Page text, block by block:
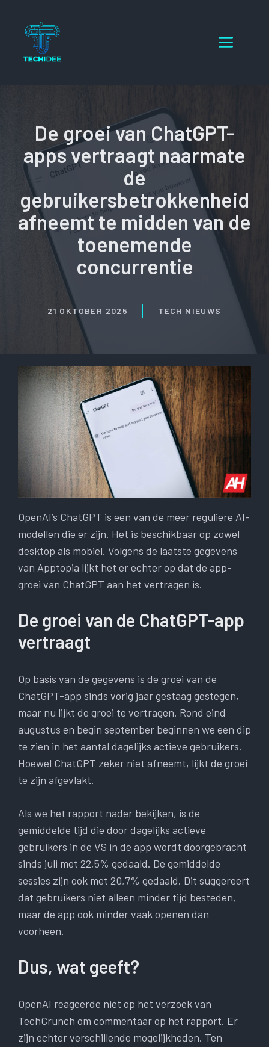
inhoud
Menu
De groei van ChatGPT-
apps vertraagt ​​naarmate
de
gebruikersbetrokkenheid
afneemt te midden van de
toenemende
concurrentie
21 OKTOBER 2025 TECH NIEUWS
OpenAI’s ChatGPT is een van de meer reguliere AI-
modellen die er zijn. Het is beschikbaar op zowel
desktop als mobiel. Volgens de laatste gegevens
van Apptopia lijkt het er echter op dat de app-
groei van ChatGPT aan het vertragen is.
De groei van de ChatGPT-app
vertraagt
Op basis van de gegevens is de groei van de
ChatGPT-app sinds vorig jaar gestaag gestegen,
maar nu lijkt de groei te vertragen. Rond eind
augustus en begin september beginnen we een dip
te zien in het aantal dagelijks actieve gebruikers.
Hoewel ChatGPT zeker niet afneemt, lijkt de groei
te zijn afgevlakt.
Als we het rapport nader bekijken, is de
gemiddelde tijd die door dagelijks actieve
gebruikers in de VS in de app wordt doorgebracht
sinds juli met 22,5% gedaald. De gemiddelde
sessies zijn ook met 20,7% gedaald. Dit suggereert
dat gebruikers niet alleen minder tijd besteden,
maar de app ook minder vaak openen dan
voorheen.
Dus, wat geeft?
OpenAI reageerde niet op het verzoek van
TechCrunch om commentaar op het rapport. Er
zijn echter verschillende mogelijkheden. Ten